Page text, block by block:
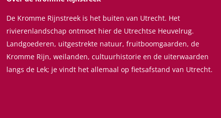
u
e
p
a
g
i
e
p
a
g
e
p
a
g
i
e
p
a
g
i
De Kromme Rijnstreek is het buiten van Utrecht. Het
rivierenlandschap ontmoet hier de Utrechtse Heuvelrug.
Landgoederen, uitgestrekte natuur, fruitboomgaarden, de
Kromme Rijn, weilanden, cultuurhistorie en de uiterwaarden
langs de Lek; je vindt het allemaal op fietsafstand van Utrecht.